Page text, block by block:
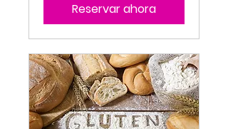
Reservar ahora